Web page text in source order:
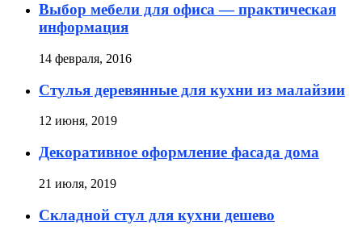
Выбор мебели для офиса — практическая
информация
14 февраля, 2016
Стулья деревянные для кухни из малайзии
12 июня, 2019
Декоративное оформление фасада дома
21 июля, 2019
Складной стул для кухни дешево